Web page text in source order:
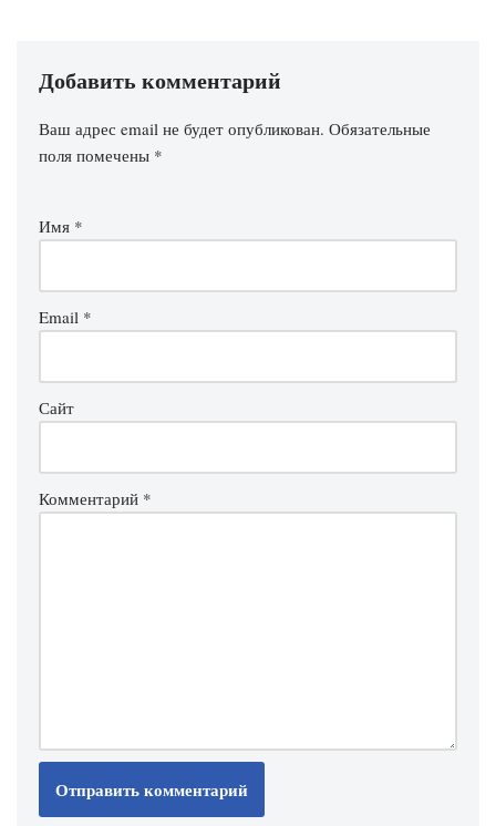
Добавить комментарий
Ваш адрес email не будет опубликован. Обязательные
поля помечены *
Имя *
Email *
Сайт
Комментарий *